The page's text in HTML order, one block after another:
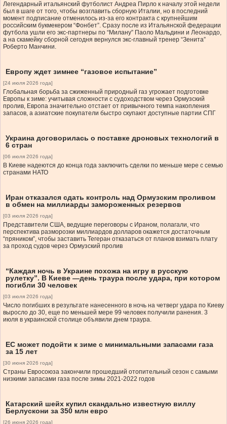
Легендарный итальянский футболист Андреа Пирло к началу этой недели
был в шаге от того, чтобы возглавить сборную Италии, но в последний
момент подписание отменилось из-за его контракта с крупнейшим
российским букмекером “Фонбет”. Сразу после из Итальянской федерации
футбола ушли его экс-партнеры по “Милану” Паоло Мальдини и Леонардо,
а на скамейку сборной сегодня вернулся экс-главный тренер “Зенита”
Роберто Манчини.
Европу ждет зимнее “газовое испытание”
[24 июля 2026 года]
Глобальная борьба за сжиженный природный газ угрожает подготовке
Европы к зиме: учитывая сложности с судоходством через Ормузский
пролив, Европа значительно отстает от привычного темпа накопления
запасов, а азиатские покупатели быстро скупают доступные партии СПГ
Украина договорилась о поставке дроновых технологий в
6 стран
[06 июля 2026 года]
В Киеве надеются до конца года заключить сделки по меньше мере с семью
странами НАТО
Иран отказался сдать контроль над Ормузским проливом
в обмен на миллиарды замороженных резервов
[03 июля 2026 года]
Представители США, ведущие переговоры с Ираном, полагали, что
перспектива разморозки миллиардов долларов окажется достаточным
“пряником”, чтобы заставить Тегеран отказаться от планов взимать плату
за проход судов через Ормузский пролив
“Каждая ночь в Украине похожа на игру в русскую
рулетку”. В Киеве —день траура после удара, при котором
погибли 30 человек
[03 июля 2026 года]
Число погибших в результате нанесенного в ночь на четверг удара по Киеву
выросло до 30, еще по меньшей мере 99 человек получили ранения. 3
июля в украинской столице объявили днем ​​траура.
ЕС может подойти к зиме с минимальными запасами газа
за 15 лет
[30 июня 2026 года]
Страны Евросоюза закончили прошедший отопительный сезон с самыми
низкими запасами газа после зимы 2021-2022 годов
Катарский шейх купил скандально известную виллу
Берлускони за 350 млн евро
[26 июня 2026 года]